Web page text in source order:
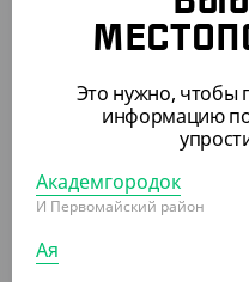
Ланч-бокс с крышкой
УП (50)
Это нужно, чтобы
информацию
Академгородок
И Первомайский район
Ая